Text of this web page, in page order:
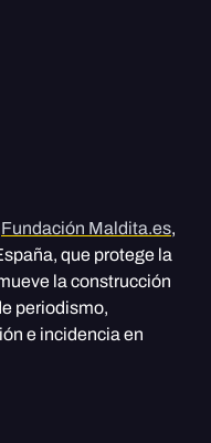
Fundación Maldita.es,
que protege la
la construcción
periodismo,
e incidencia en